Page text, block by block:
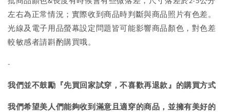
左右為正常情況；實際收到商品時判斷與商品照片有色差。
光線及電子用品螢幕設定問題皆可能影響商品顏色，對色差
較敏感者請斟酌購買哦。
-
我們並不鼓勵『先買回家試穿，不喜歡再退款』的購買方式
我們希望美人們能夠收到滿意且適穿的商品，並擁有美好的